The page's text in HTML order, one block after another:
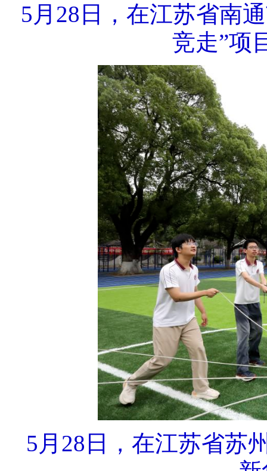
5月28日，在江苏省南
竞走”项
5月28日，在江苏省苏